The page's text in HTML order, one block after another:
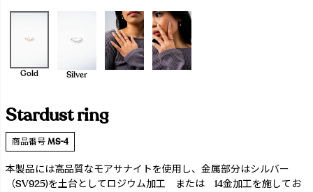
Gold Silver
Stardust ring
商品番号 MS-4
本製品には高品質なモアサナイトを使用し、金属部分はシルバー
（SV925)を土台としてロジウム加工 または 14金加工を施してお